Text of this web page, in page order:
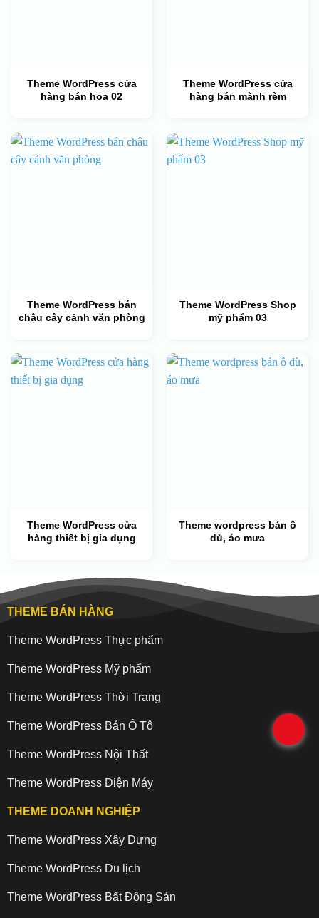
Theme WordPress cửa
hàng bán hoa 02
Theme WordPress cửa
hàng bán mành rèm
Theme WordPress bán
chậu cây cảnh văn phòng
Theme WordPress Shop
mỹ phẩm 03
Theme WordPress cửa
hàng thiết bị gia dụng
Theme wordpress bán ô
dù, áo mưa
THEME BÁN HÀNG
Theme WordPress Thực phẩm
Theme WordPress Mỹ phẩm
Theme WordPress Thời Trang
Theme WordPress Bán Ô Tô
Theme WordPress Nội Thất
Theme WordPress Điện Máy
THEME DOANH NGHIỆP
Theme WordPress Xây Dựng
Theme WordPress Du lịch
Theme WordPress Bất Động Sản